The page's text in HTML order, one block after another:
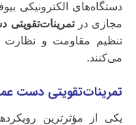
دستگاه‌های الکترونیکی
مجازی درتمرینات‌تقویتی
تنظیم مقاومت و نظارت
می‌کنند.
تمرینات‌تقویتی دست
یکی از مؤثرترین